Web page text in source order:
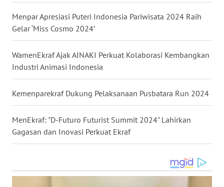
Menpar Apresiasi Puteri Indonesia Pariwisata 2024 Raih
Gelar ‘Miss Cosmo 2024’
WamenEkraf Ajak AINAKI Perkuat Kolaborasi Kembangkan
Industri Animasi Indonesia
Kemenparekraf Dukung Pelaksanaan Pusbatara Run 2024
MenEkraf: "D-Futuro Futurist Summit 2024" Lahirkan
Gagasan dan Inovasi Perkuat Ekraf
NTB
WN
SULTENG
WN
SULBAR
WN
BABEL
WN
WN